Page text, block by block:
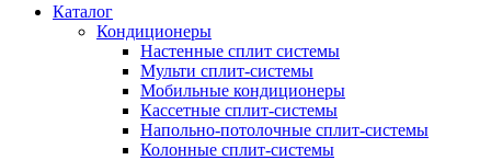
Каталог
Кондиционеры
Настенные сплит системы
Мульти сплит-системы
Мобильные кондиционеры
Кассетные сплит-системы
Напольно-потолочные сплит-системы
Колонные сплит-системы